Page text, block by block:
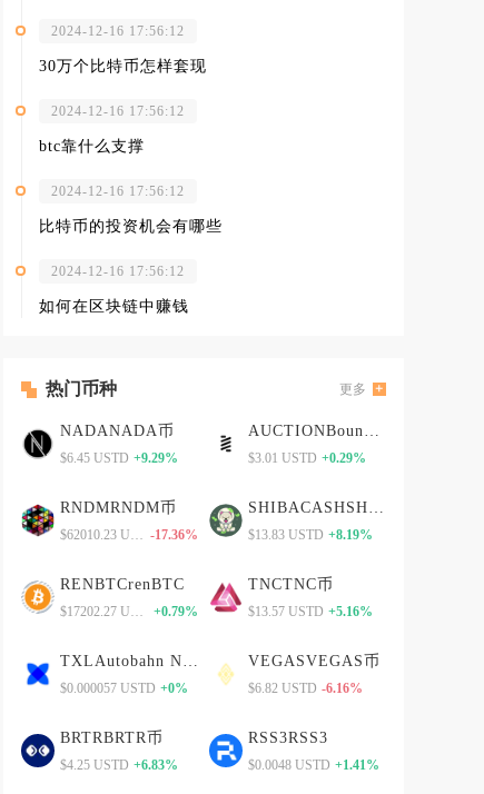
2024-12-16 17:56:12
30万个比特币怎样套现
2024-12-16 17:56:12
btc靠什么支撑
2024-12-16 17:56:12
比特币的投资机会有哪些
2024-12-16 17:56:12
如何在区块链中赚钱
热门币种 更多
NADANADA币
$6.45 USTD +9.29% $3.01 USTD +0.29%
RNDMRNDM币
-17.36% $13.83 USTD +8.19%
RENBTCrenBTC
+0.79%
TNCTNC币
$13.57 USTD +5.16%
$0.000057 USTD +0%
VEGASVEGAS币
$6.82 USTD -6.16%
BRTRBRTR币
$4.25 USTD +6.83%
RSS3RSS3
$0.0048 USTD +1.41%